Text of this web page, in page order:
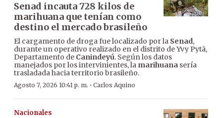
Senad incauta 728 kilos de
marihuana que tenían como
destino el mercado brasileño
El cargamento de droga fue localizado por la Senad,
durante un operativo realizado en el distrito de Yvy Pytã,
Departamento de Canindeyú. Según los datos
manejados por los intervinientes, la marihuana sería
trasladada hacia territorio brasileño.
Agosto 7, 2026 10:41 p. m. · Carlos Aquino
Nacionales